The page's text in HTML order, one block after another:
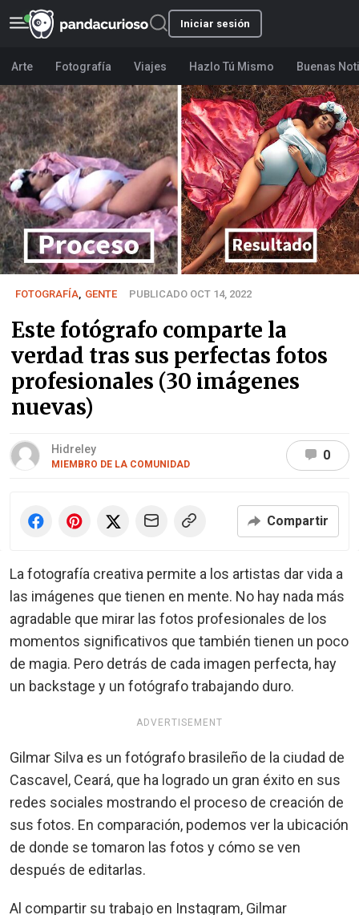
Iniciar sesión
Arte Fotografía Viajes Hazlo Tú Mismo Buenas
FOTOGRAFÍA GENTE PUBLICADO OCT 14, 2022
Este fotógrafo comparte la
verdad tras sus perfectas fotos
profesionales (30 imágenes
nuevas)
Hidreley
MIEMBRO DE LA COMUNIDAD
0
Compartir
La fotografía creativa permite a los artistas dar vida a
las imágenes que tienen en mente. No hay nada más
agradable que mirar las fotos profesionales de los
momentos significativos que también tienen un poco
de magia. Pero detrás de cada imagen perfecta, hay
un backstage y un fotógrafo trabajando duro.
ADVERTISEMENT
Gilmar Silva es un fotógrafo brasileño de la ciudad de
Cascavel, Ceará, que ha logrado un gran éxito en sus
redes sociales mostrando el proceso de creación de
sus fotos. En comparación, podemos ver la ubicación
de donde se tomaron las fotos y cómo se ven
después de editarlas.
Al compartir su trabajo en Instagram, Gilmar